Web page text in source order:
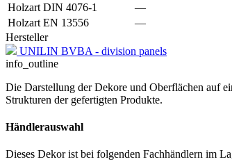
Holzart DIN 4076-1
—
Holzart EN 13556
—
Hersteller
UNILIN BVBA - division panels
info_outline
Die Darstellung der Dekore und Oberflächen auf
Strukturen der gefertigten Produkte.
Händlerauswahl
Dieses Dekor ist bei folgenden Fachhändlern im